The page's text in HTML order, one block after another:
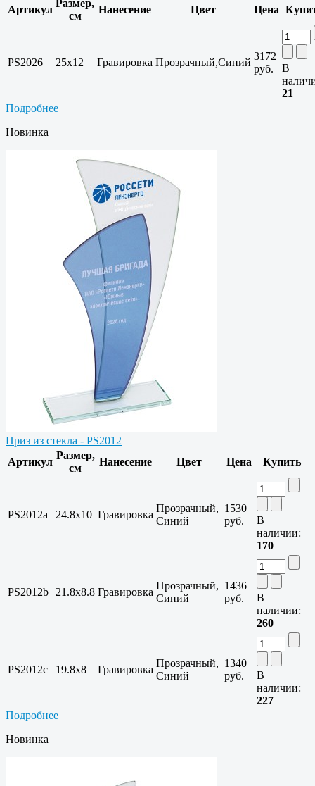
Артикул
Размер,
см
Нанесение Цвет Цена
PS2026 25х12 Гравировка Прозрачный,Синий
3172
руб.
В
21
Подробнее
Новинка
Приз из стекла - PS2012
Артикул
Размер,
см
Нанесение Цвет Цена Купить
PS2012a 24.8х10 Гравировка
Прозрачный,
Синий
1530
руб.
В
наличии:
170
PS2012b 21.8х8.8 Гравировка
Прозрачный,
Синий
1436
руб.
В
наличии:
260
PS2012c 19.8х8 Гравировка
Прозрачный,
Синий
1340
руб.
В
наличии:
227
Подробнее
Новинка